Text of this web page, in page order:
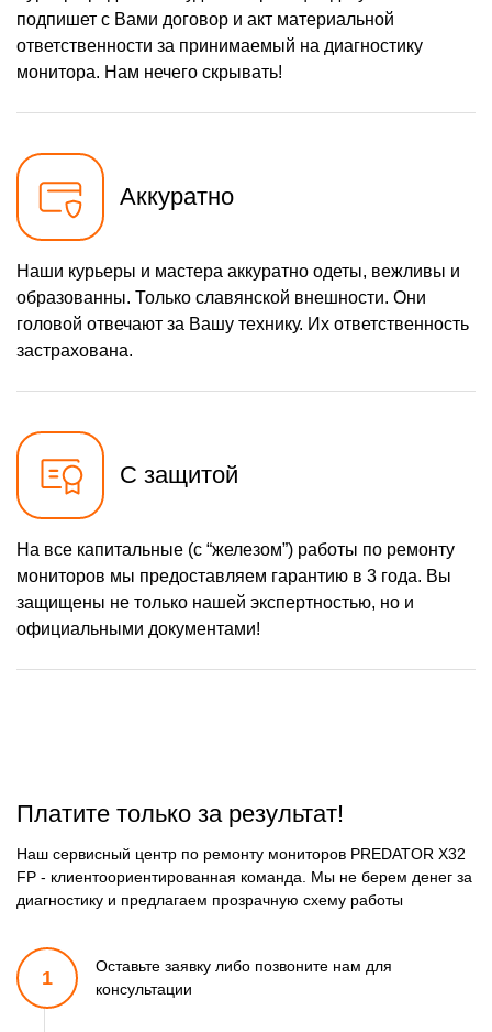
подпишет с Вами договор и акт материальной
ответственности за принимаемый на диагностику
монитора. Нам нечего скрывать!
Аккуратно
Наши курьеры и мастера аккуратно одеты, вежливы и
образованны. Только славянской внешности. Они
головой отвечают за Вашу технику. Их ответственность
застрахована.
С защитой
На все капитальные (с “железом”) работы по ремонту
мониторов мы предоставляем гарантию в 3 года. Вы
защищены не только нашей экспертностью, но и
официальными документами!
Платите только за результат!
Наш сервисный центр по ремонту мониторов PREDATOR X32
FP - клиентоориентированная команда. Мы не берем денег за
диагностику и предлагаем прозрачную схему работы
1
Оставьте заявку либо позвоните нам для
консультации